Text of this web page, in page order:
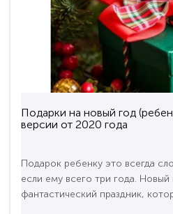
Подарки на новый год
версии от 2020 года
Подарок ребенку это всегда
если ему всего три года. Новый
фантастический праздник,